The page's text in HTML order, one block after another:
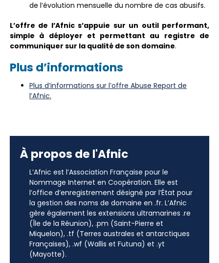
de l’évolution mensuelle du nombre de cas abusifs.
L’offre de l’Afnic s’appuie sur un outil performant,
simple à déployer et permettant au registre de
communiquer sur la qualité de son domaine.
Plus d’informations
Plus d’informations sur l’offre Abuse Report de
l’Afnic.
À propos de l'Afnic
L’Afnic est l’Association Française pour le
Nommage Internet en Coopération. Elle est
l’office d’enregistrement désigné par l’État pour
la gestion des noms de domaine en .fr. L’Afnic
gère également les extensions ultramarines .re
(Île de la Réunion), .pm (Saint-Pierre et
Miquelon), .tf (Terres australes et antarctiques
Françaises), .wf (Wallis et Futuna) et .yt
(Mayotte).